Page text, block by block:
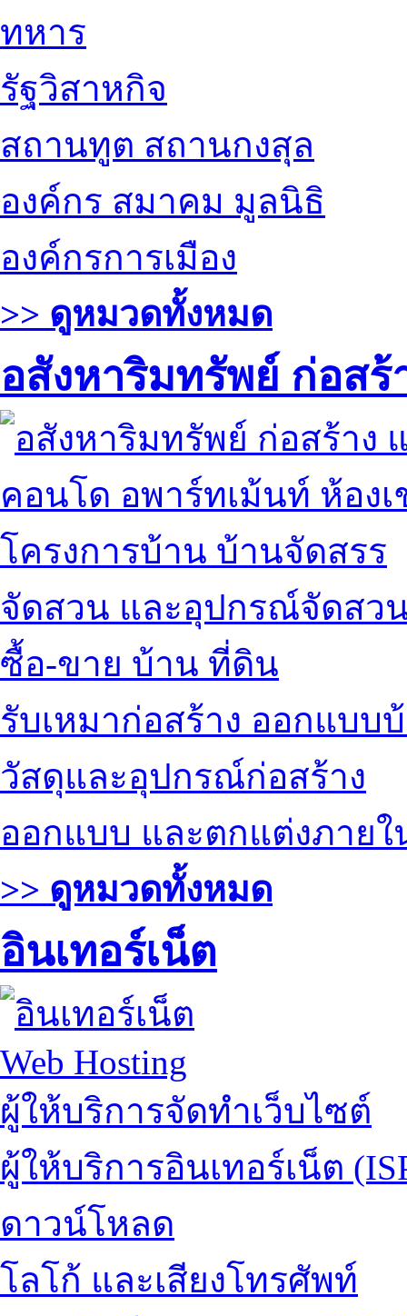
ทหาร
รัฐวิสาหกิจ
สถานทูต สถานกงสุล
องค์กร สมาคม มูลนิธิ
องค์กรการเมือง
>> ดูหมวดทั้งหมด
อสังหาริมทรัพย์ ก่อส
คอนโด อพาร์ทเม้นท์ ห้องเ
โครงการบ้าน บ้านจัดสรร
จัดสวน และอุปกรณ์จัดสว
ซื้อ-ขาย บ้าน ที่ดิน
รับเหมาก่อสร้าง ออกแบบ
วัสดุและอุปกรณ์ก่อสร้าง
ออกแบบ และตกแต่งภายใ
>> ดูหมวดทั้งหมด
อินเทอร์เน็ต
Web Hosting
ผู้ให้บริการจัดทำเว็บไซต์
ผู้ให้บริการอินเทอร์เน็ต
ดาวน์โหลด
โลโก้ และเสียงโทรศัพท์